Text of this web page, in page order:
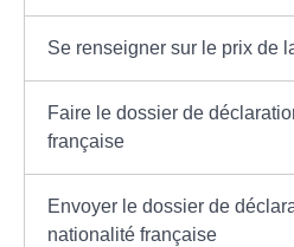
Se renseigner sur le prix de
Faire le dossier de
française
Envoyer le dossier de
nationalité française